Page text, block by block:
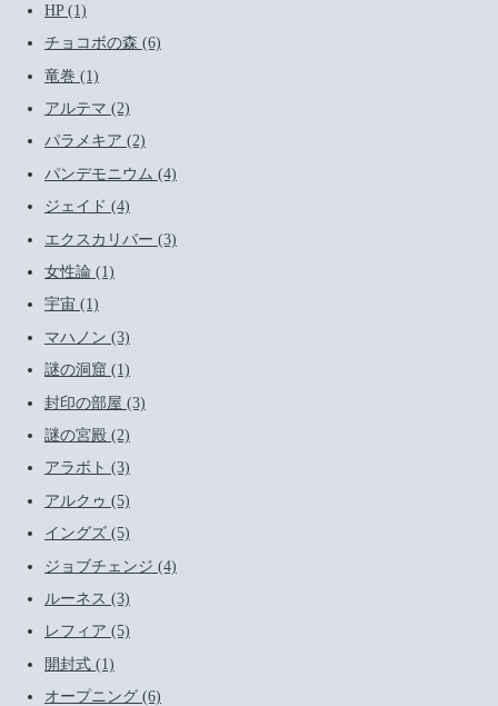
HP (1)
チョコボの森 (6)
竜巻 (1)
アルテマ (2)
パラメキア (2)
パンデモニウム (4)
ジェイド (4)
エクスカリバー (3)
女性論 (1)
宇宙 (1)
マハノン (3)
謎の洞窟 (1)
封印の部屋 (3)
謎の宮殿 (2)
アラボト (3)
アルクゥ (5)
イングズ (5)
ジョブチェンジ (4)
ルーネス (3)
レフィア (5)
開封式 (1)
オープニング (6)